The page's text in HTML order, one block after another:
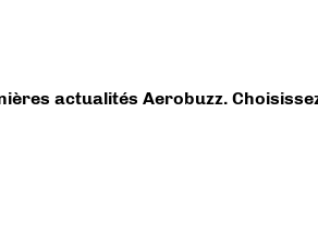
actualités Aerobuzz.